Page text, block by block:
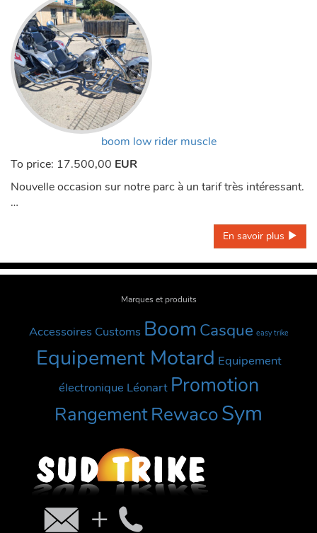
boom low rider muscle
To price: 17.500,00 EUR
Nouvelle occasion sur notre parc à un tarif très intéressant.
…
En savoir plus
Marques et produits
Accessoires Customs Boom Casque easy trike
Equipement Motard Equipement
électronique Léonart Promotion
RangementRewacoSym